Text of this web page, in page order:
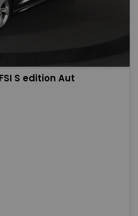
S edition Aut